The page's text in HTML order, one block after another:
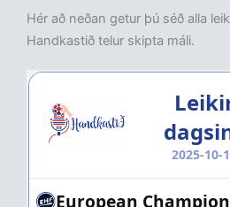
Hér að neðan getur þú séð alla
Handkastið telur skipta máli.